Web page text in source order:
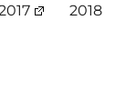
2018